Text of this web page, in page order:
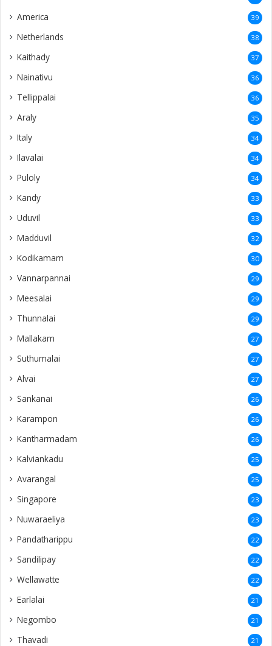
America 39
Netherlands 38
Kaithady 37
Nainativu 36
Tellippalai 36
Araly 35
Italy 34
Ilavalai 34
Puloly 34
Kandy 33
Uduvil 33
Madduvil 32
Kodikamam 30
Vannarpannai 29
Meesalai 29
Thunnalai 29
Mallakam 27
Suthumalai 27
Alvai 27
Sankanai 26
Karampon 26
Kantharmadam 26
Kalviankadu 25
Avarangal 25
Singapore 23
Nuwaraeliya 23
Pandatharippu 22
Sandilipay 22
Wellawatte 22
Earlalai 21
Negombo 21
Thavadi 21